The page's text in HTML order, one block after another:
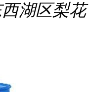
湖区梨花